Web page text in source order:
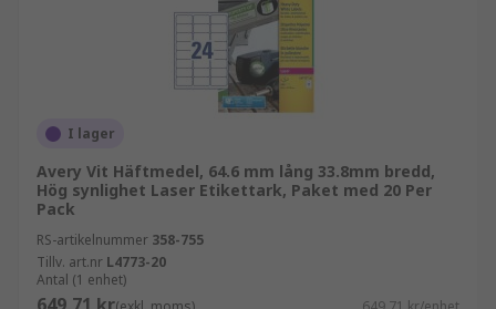
I lager
Avery Vit Häftmedel, 64.6 mm lång 33.8mm bredd,
Hög synlighet Laser Etikettark, Paket med 20 Per
Pack
RS-artikelnummer 358-755
Tillv. art.nr L4773-20
Antal (1 enhet)